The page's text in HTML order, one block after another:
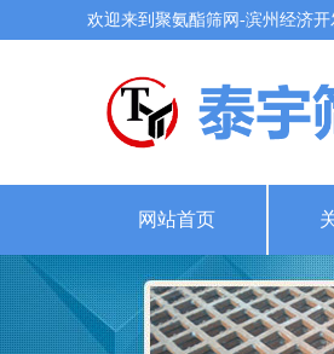
欢迎来到聚氨酯筛网-滨州经济开
网站首页